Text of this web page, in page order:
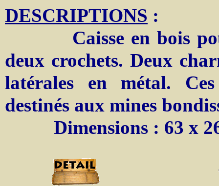
DESCRIPTIONS :
Caisse en bois pour
deux crochets. Deux
latérales en métal.
destinés aux mines
Dimensions : 63 x